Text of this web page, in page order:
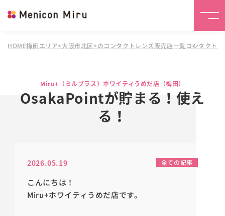
HOME梅田エリア<大阪市北区>のコンタクトレンズ販売店一覧コンタクト
Miru+（ミルプラス）ホワイティうめだ店（梅田）
OsakaPointが貯まる！使え
る！
2026.05.19 全ての記事
こんにちは！
Miru+ホワイティうめだ店です。